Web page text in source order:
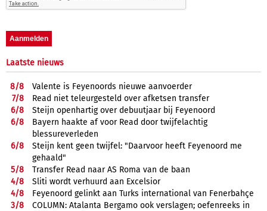
Laatste nieuws
8/8
Valente is Feyenoords nieuwe aanvoerder
7/8
Read niet teleurgesteld over afketsen transfer
6/8
Steijn openhartig over debuutjaar bij Feyenoord
6/8
Bayern haakte af voor Read door twijfelachtig
blessureverleden
6/8
Steijn kent geen twijfel: "Daarvoor heeft Feyenoord me
gehaald"
5/8
Transfer Read naar AS Roma van de baan
4/8
Sliti wordt verhuurd aan Excelsior
4/8
Feyenoord gelinkt aan Turks international van Fenerbahçe
3/8
COLUMN: Atalanta Bergamo ook verslagen; oefenreeks in